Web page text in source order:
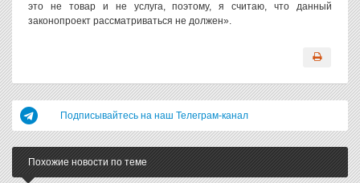
это не товар и не услуга, поэтому, я считаю, что данный
законопроект рассматриваться не должен».
Подписывайтесь на наш Телеграм-канал
Похожие новости по теме